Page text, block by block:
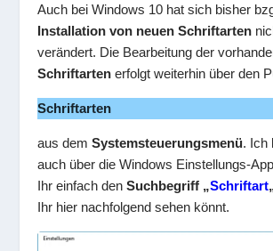
Auch bei Windows 10 hat sich bisher
Installation von neuen Schriftarten
verändert. Die Bearbeitung der
Schriftarten erfolgt weiterhin über den
Schriftarten
aus demSystemsteuerungsmenü. Ich
auch über die Windows Einstellungs-
Ihr einfach denSuchbegriff „Schriftart
Ihr hier nachfolgend sehen könnt.